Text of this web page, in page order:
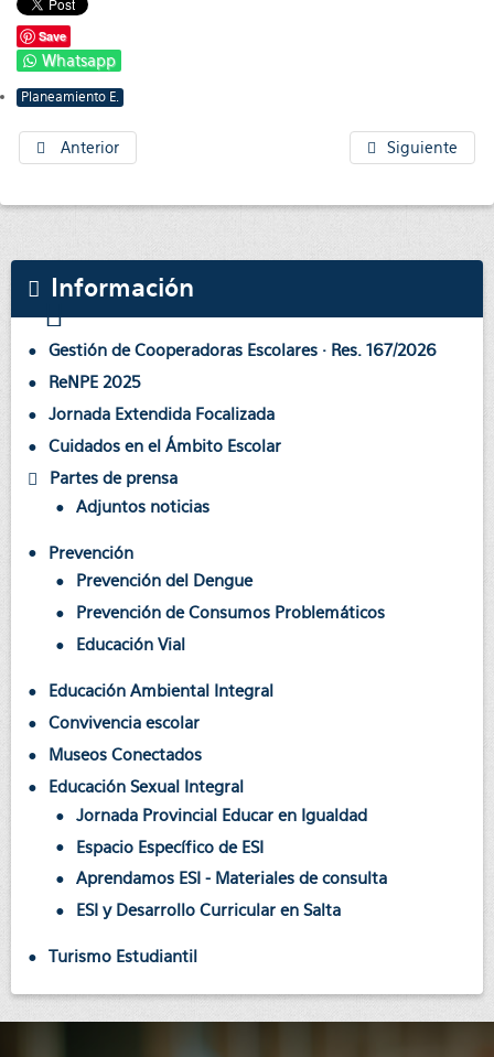
Save
Whatsapp
Planeamiento E.
Anterior Siguiente
Información
Gestión de Cooperadoras Escolares · Res. 167/2026
ReNPE 2025
Jornada Extendida Focalizada
Cuidados en el Ámbito Escolar
Partes de prensa
Adjuntos noticias
Prevención
Prevención del Dengue
Prevención de Consumos Problemáticos
Educación Vial
Educación Ambiental Integral
Convivencia escolar
Museos Conectados
Educación Sexual Integral
Jornada Provincial Educar en Igualdad
Espacio Específico de ESI
Aprendamos ESI - Materiales de consulta
ESI y Desarrollo Curricular en Salta
Turismo Estudiantil